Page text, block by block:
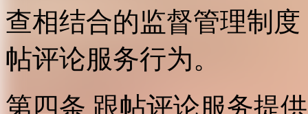
查相结合的监督管理制
帖评论服务行为。
第四条 跟帖评论服务提